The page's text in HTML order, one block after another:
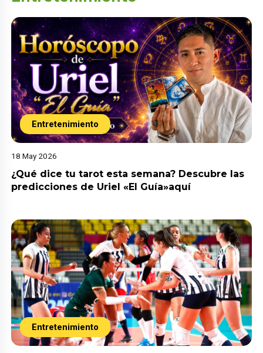
Entretenimiento
18 May 2026
¿Qué dice tu tarot esta semana? Descubre las
predicciones de Uriel «El Guía»aquí
Entretenimiento